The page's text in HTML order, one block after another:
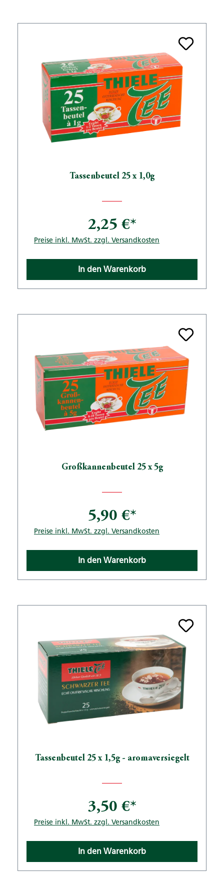
Tassenbeutel 25 x 1,0g
2,25 €*
Preise inkl. MwSt. zzgl. Versandkosten
In den Warenkorb
Großkannenbeutel 25 x 5g
5,90 €*
Preise inkl. MwSt. zzgl. Versandkosten
In den Warenkorb
Tassenbeutel 25 x 1,5g - aromaversiegelt
3,50 €*
Preise inkl. MwSt. zzgl. Versandkosten
In den Warenkorb